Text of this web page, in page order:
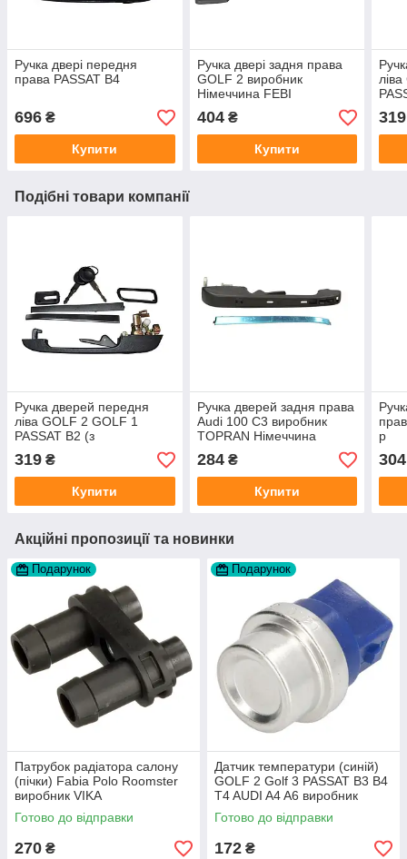
Ручка двері передня
права PASSAT B4
696 ₴
Купити
Ручка двері задня права
GOLF 2 виробник
Німеччина FEBI
404₴
Купити
319
Подібні товари компанії
Ручка дверей передня
ліва GOLF 2 GOLF 1
PASSAT B2 (з
319 ₴
Купити
Ручка дверей задня права
Audi 100 C3 виробник
TOPRAN Німеччина
284₴
Купити
р
304
Акційні пропозиції та новинки
Подарунок
Патрубок радіатора салону
(пічки) Fabia Polo Roomster
виробник VIKA
Готово до відправки
270 ₴
Подарунок
Датчик температури (синій)
GOLF 2 Golf 3 PASSAT B3 B4
T4 AUDI A4 A6 виробник
Topran Німеччина
Готово до відправки
172 ₴